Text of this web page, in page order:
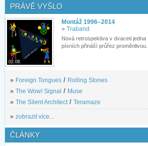
PRÁVĚ VYŠLO
02.08.
Montáž 1996–2014
» Traband
Nová retrospektiva v dvaceti jedna
písních přináší průřez proměnlivou...
» Foreign Tongues / Rolling Stones
» The Wow! Signal / Muse
» The Silent Architect/ Teramaze
» zobrazit více...
ČLÁNKY